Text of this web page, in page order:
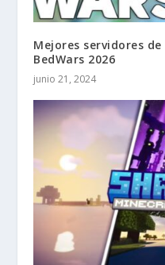
Mejores servidores
BedWars 2026
junio 21, 2024